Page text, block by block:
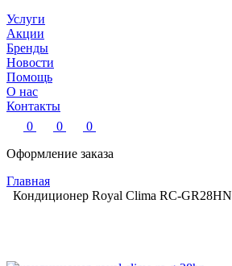
Услуги
Акции
Бренды
Новости
Помощь
О нас
Контакты
0
0
0
Оформление заказа
Главная
Кондиционер Royal Clima RC-GR28HN